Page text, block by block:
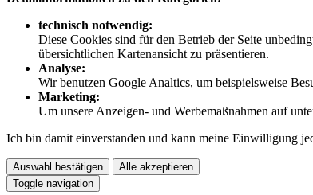
technisch notwendig:
Diese Cookies sind für den Betrieb der Seite
übersichtlichen Kartenansicht zu präsentieren.
Analyse:
Wir benutzen Google Analtics, um beispielsweise
Marketing:
Um unsere Anzeigen- und Werbemaßnahmen auf
Ich bin damit einverstanden und kann meine Einwilligung
Auswahl bestätigen
Alle akzeptieren
Toggle navigation